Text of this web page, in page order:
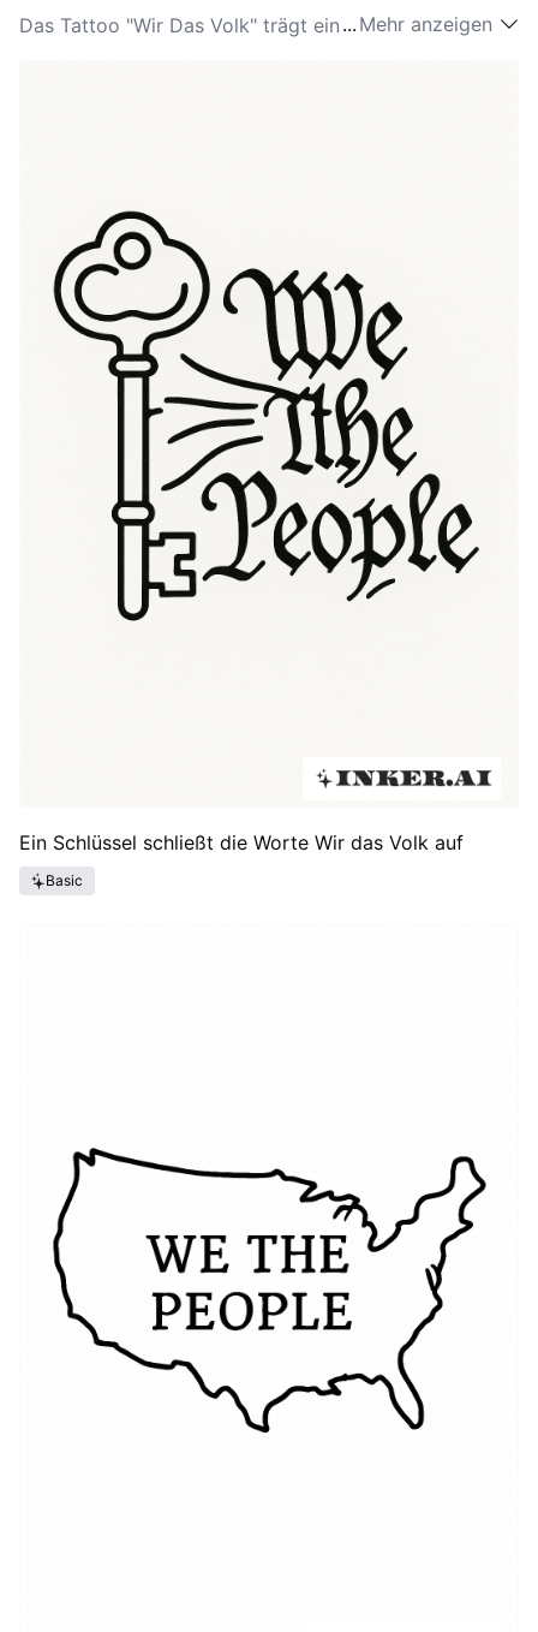
Das Tattoo "Wir Das Volk" trägt eine tiefgreifende
wird ein Engagement für die Bürgerpflicht und die
gemeinschaftlichen Werte ausgedrückt; diejenigen, die
dieses Tattoo tragen, zeigen oft ihren Stolz auf ihr
Land und dessen Ideale. Die Symbolik hinter "Wir Das
Volk" geht über Patriotismus hinaus; sie dient als
kraftvolle Erinnerung an die Macht der Bevölkerung
und die Bedeutung individueller Stimmen bei der
Gestaltung einer kollektiven Zukunft. Diese Symbolik
resoniert tief bei denjenigen, die sich für soziale
Gerechtigkeit, Gleichheit und Gemeinschaft einsetzen
und macht es zu einer beliebten Wahl unter Aktivisten
und Unterstützern der Demokratie.
... Mehr anzeigen
Ein Schlüssel schließt die Worte Wir das Volk auf
Basic